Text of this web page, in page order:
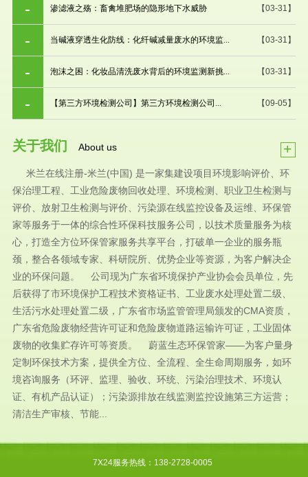
【03-31】
渗滤液之殇：畜禽堆肥场的隐形地下水威胁
【03-31】
当碱液穿透生化防线：化纤碱减量废水的环境监...
【03-31】
泡沫之困：化妆品清洗废水背后的环境监测新挑...
【09-05】
【第三方环境检测公司】第三方环境检测公司...
关于我们 About us +
米兰在线注册-米兰(中国) 是一家集建设项目环境影响评价、环
保治理工程、工业危险废物回收处理、环境检测、职业卫生检测与
评价、放射卫生检测与评价、污染源在线监控设备及运维、环保管
家等服务于一体的综合性环保科技服务公司，以技术质量服务为核
心，打造全方位环保管家服务共享平台，打破单一企业的服务瓶
颈，整合各领域专家、科研院所、优势企业等资源，为客户解决企
业的环保问题。 公司现为广东省环境保护产业协会会员单位，先
后获得了市环境保护工程技术资格证书、工业废水处理处置二级、
生活污水处理处置二级，广东省市场监管管理局颁发的CMA资质，
广东省危险废物经营许可证和危险废物道路运输许可证，工业固体
废物的收集贮存许可等资质。 蔚蓝生态环保管家——为客户量身
定制环保技术方案，提供全方位、全流程、全生命周期服务，如环
境咨询服务（环评、监理、验收、环统、污染治理技术、环境认
证、有机产品认证）；污染源排放在线监测监控设施第三方运营；
清洁生产审核、节能...
7X24服务热线：138-2728-0005